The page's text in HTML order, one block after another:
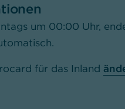
um 00:00 Uhr,
für das Inland